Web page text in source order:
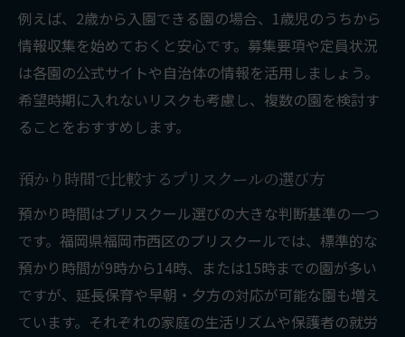
例えば、2歳から入園できる園の場合、1歳児のうちから
情報収集を始めておくと安心です。募集要項や定員状況
は各園の公式サイトや自治体の情報を活用しましょう。
希望時期に入れないリスクも考慮し、複数の園を検討す
ることをおすすめします。
預かり時間で比較するプリスクールの選び方
預かり時間はプリスクール選びの大きな判断基準の一つ
です。福岡県福岡市西区のプリスクールでは、標準的な
預かり時間が9時から14時、または15時までの園が多い
ですが、延長保育や早朝・夕方の対応が可能な園も増え
ています。それぞれの家庭の生活リズムや保護者の就労